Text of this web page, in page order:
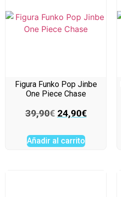
Figura Funko Pop Jinbe
One Piece Chase
39,90€ 24,90€
Añadir al carrito